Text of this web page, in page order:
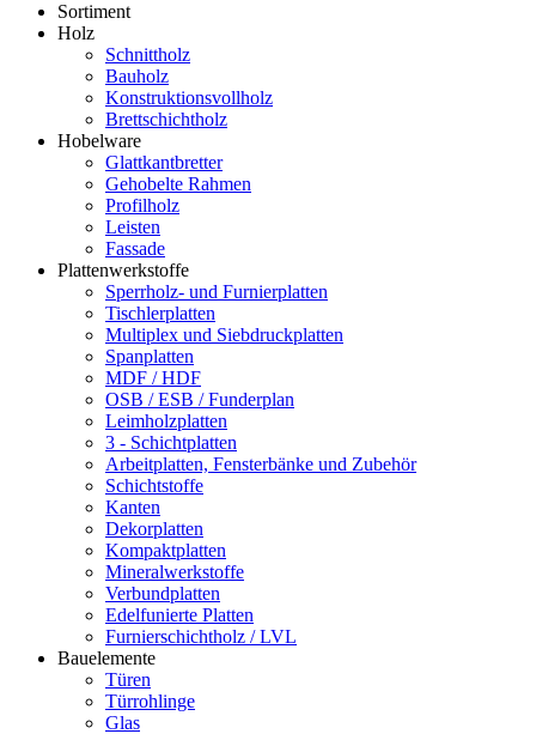
Sortiment
Holz
Schnittholz
Bauholz
Konstruktionsvollholz
Brettschichtholz
Hobelware
Glattkantbretter
Gehobelte Rahmen
Profilholz
Leisten
Fassade
Plattenwerkstoffe
Sperrholz- und Furnierplatten
Tischlerplatten
Multiplex und Siebdruckplatten
Spanplatten
MDF / HDF
OSB / ESB / Funderplan
Leimholzplatten
3 - Schichtplatten
Arbeitplatten, Fensterbänke und Zubehör
Schichtstoffe
Kanten
Dekorplatten
Kompaktplatten
Mineralwerkstoffe
Verbundplatten
Edelfunierte Platten
Furnierschichtholz / LVL
Bauelemente
Türen
Türrohlinge
Glas